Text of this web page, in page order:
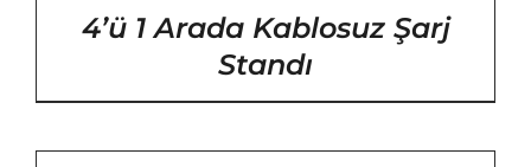
4’ü 1 Arada Kablosuz Şarj
Standı